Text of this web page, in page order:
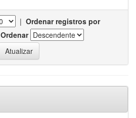
| Ordenar registros por
Ordenar